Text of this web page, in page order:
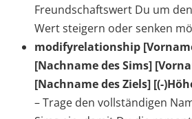
Freundschaftswert Du um
Wert steigern oder senken
modifyrelationship
[Nachname des Sims]
[Nachname des Ziels] [(-
– Trage den vollständigen